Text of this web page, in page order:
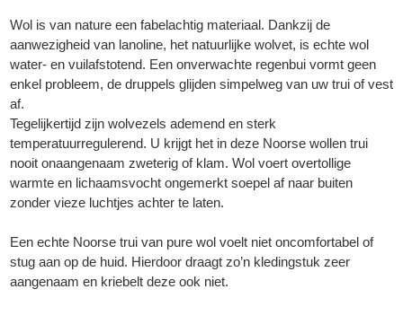
Wol is van nature een fabelachtig materiaal. Dankzij de
aanwezigheid van lanoline, het natuurlijke wolvet, is echte wol
water- en vuilafstotend. Een onverwachte regenbui vormt geen
enkel probleem, de druppels glijden simpelweg van uw trui of vest
af.
Tegelijkertijd zijn wolvezels ademend en sterk
temperatuurregulerend. U krijgt het in deze Noorse wollen trui
nooit onaangenaam zweterig of klam. Wol voert overtollige
warmte en lichaamsvocht ongemerkt soepel af naar buiten
zonder vieze luchtjes achter te laten.
Een echte Noorse trui van pure wol voelt niet oncomfortabel of
stug aan op de huid. Hierdoor draagt zo’n kledingstuk zeer
aangenaam en kriebelt deze ook niet.